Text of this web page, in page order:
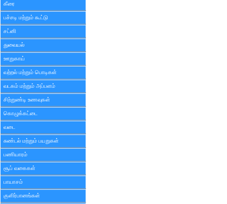
கீரை
பச்சடி மற்றும் கூட்டு
சட்னி
துவையல்
ஊறுகாய்
வற்றல் மற்றும் பொடிகள்
வடகம் மற்றும் அப்பளம்
சிற்றுண்டி உணவுகள்
கொழுக்கட்டை
வடை
சுண்டல் மற்றும் பயறுகள்
பணியாரம்
சூப் வகைகள்
பாயாசம்
குளிர்பானங்கள்